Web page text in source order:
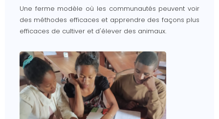
Une ferme modèle où les communautés peuvent voir
des méthodes efficaces et apprendre des façons plus
efficaces de cultiver et d'élever des animaux.